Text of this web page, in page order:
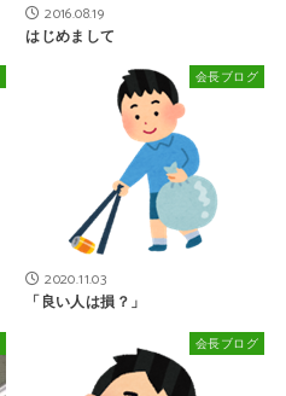
2016.08.19
はじめまして
会長ブログ
2020.11.03
「良い人は損？」
会長ブログ